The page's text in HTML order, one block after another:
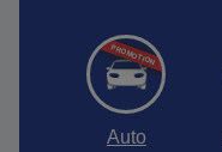
Auto